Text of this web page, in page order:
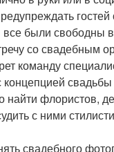
были свободны в
со свадебным
команду
концепцией
найти флористов,
с ними
свадебного